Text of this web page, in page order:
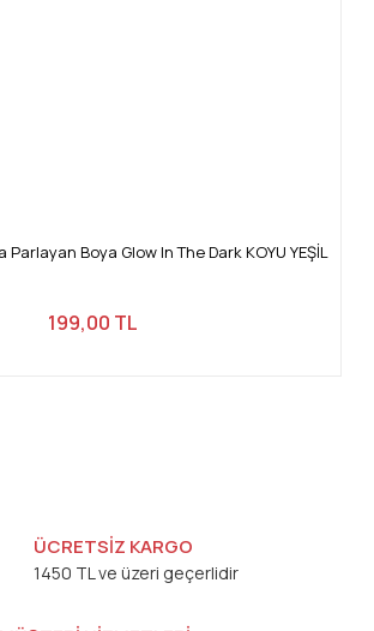
Boya Glow In The Dark KOYU YEŞİL
199,00 TL
ÜCRETSİZ KARGO
1450 TL ve üzeri geçerlidir